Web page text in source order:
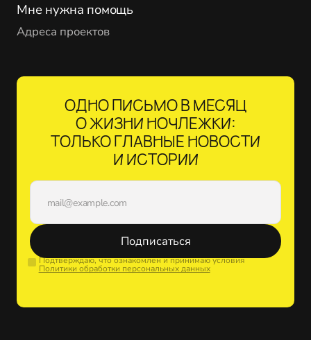
Мне нужна помощь
Адреса проектов
ОДНО ПИСЬМО В МЕСЯЦ
О ЖИЗНИ НОЧЛЕЖКИ:
ТОЛЬКО ГЛАВНЫЕ НОВОСТИ
И ИСТОРИИ
Подписаться
Подтверждаю, что ознакомлен и принимаю условия
Политики обработки персональных данных